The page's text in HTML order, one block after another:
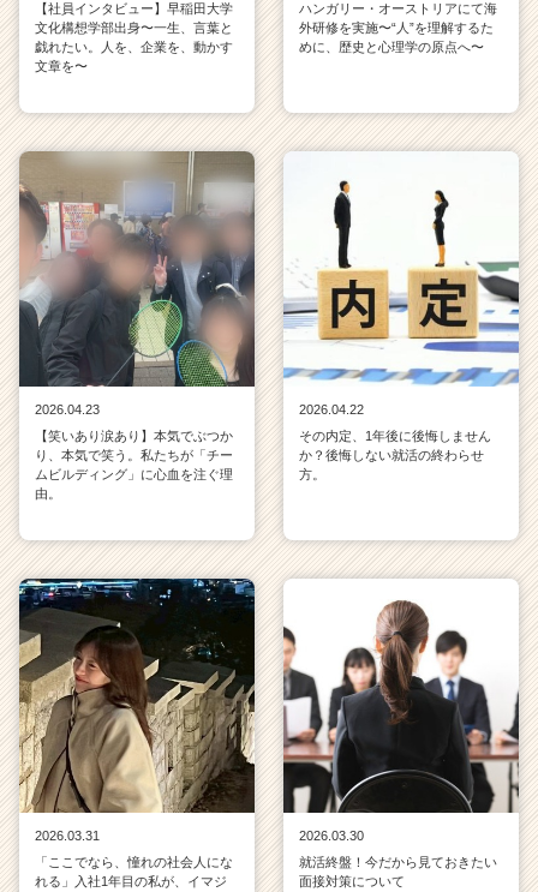
【社員インタビュー】早稲田大学
文化構想学部出身〜一生、言葉と
戯れたい。人を、企業を、動かす
文章を〜
ハンガリー・オーストリアにて海
外研修を実施〜“人”を理解するた
めに、歴史と心理学の原点へ〜
2026.04.23
【笑いあり涙あり】本気でぶつか
り、本気で笑う。私たちが「チー
ムビルディング」に心血を注ぐ理
由。
2026.04.22
その内定、1年後に後悔しません
か？後悔しない就活の終わらせ
方。
2026.03.31
「ここでなら、憧れの社会人にな
れる」入社1年目の私が、イマジ
2026.03.30
就活終盤！今だから見ておきたい
面接対策について